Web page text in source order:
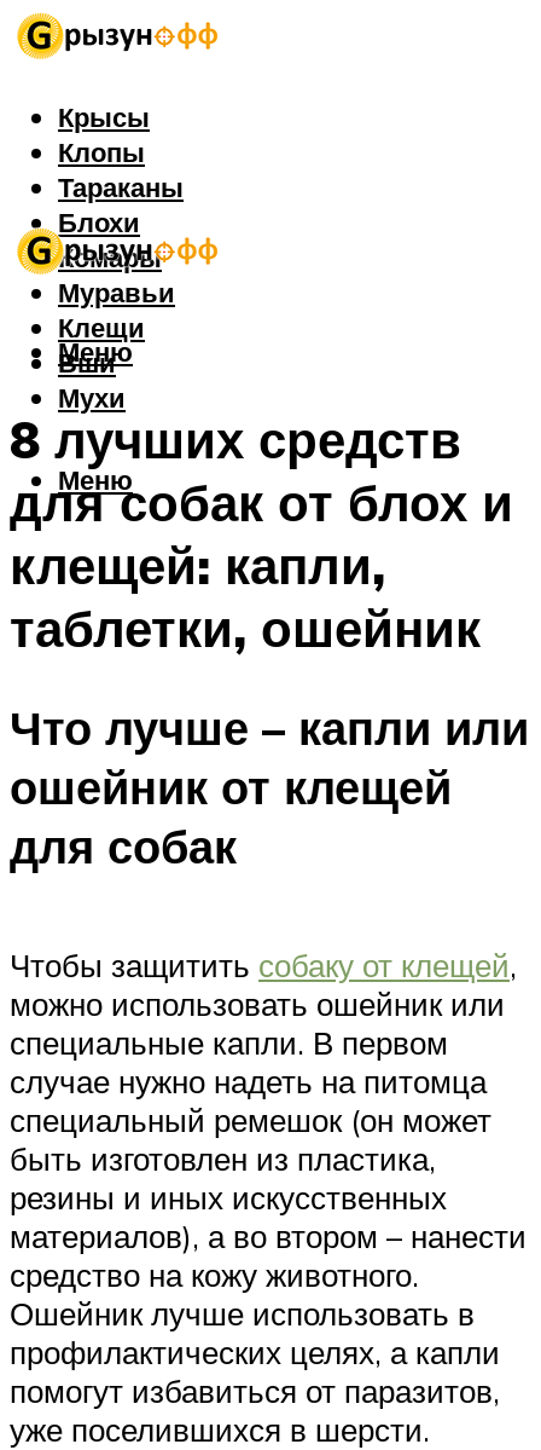
Крысы
Клопы
Тараканы
Блохи
Комары
Муравьи
Клещи
Вши
Мухи
Меню
Меню
8 лучших средств
для собак от блох и
клещей: капли,
таблетки, ошейник
Что лучше – капли или
ошейник от клещей
для собак
Чтобы защитить собаку от клещей,
можно использовать ошейник или
специальные капли. В первом
случае нужно надеть на питомца
специальный ремешок (он может
быть изготовлен из пластика,
резины и иных искусственных
материалов), а во втором – нанести
средство на кожу животного.
Ошейник лучше использовать в
профилактических целях, а капли
помогут избавиться от паразитов,
уже поселившихся в шерсти.